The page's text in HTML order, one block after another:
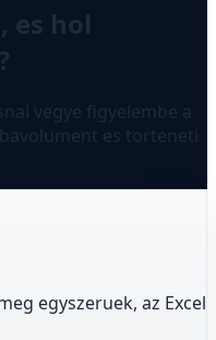
es hol
vegye figyelembe a
es torteneti
egyszeruek, az Excel